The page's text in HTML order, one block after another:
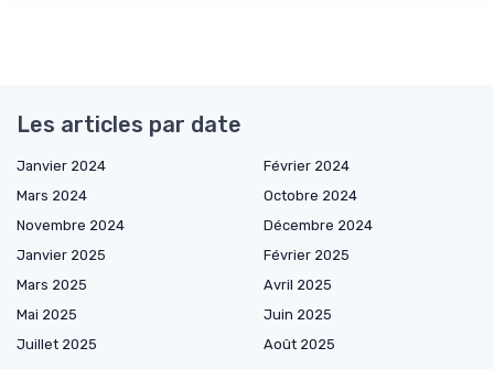
Les articles par date
Janvier 2024
Février 2024
Mars 2024
Octobre 2024
Novembre 2024
Décembre 2024
Janvier 2025
Février 2025
Mars 2025
Avril 2025
Mai 2025
Juin 2025
Juillet 2025
Août 2025